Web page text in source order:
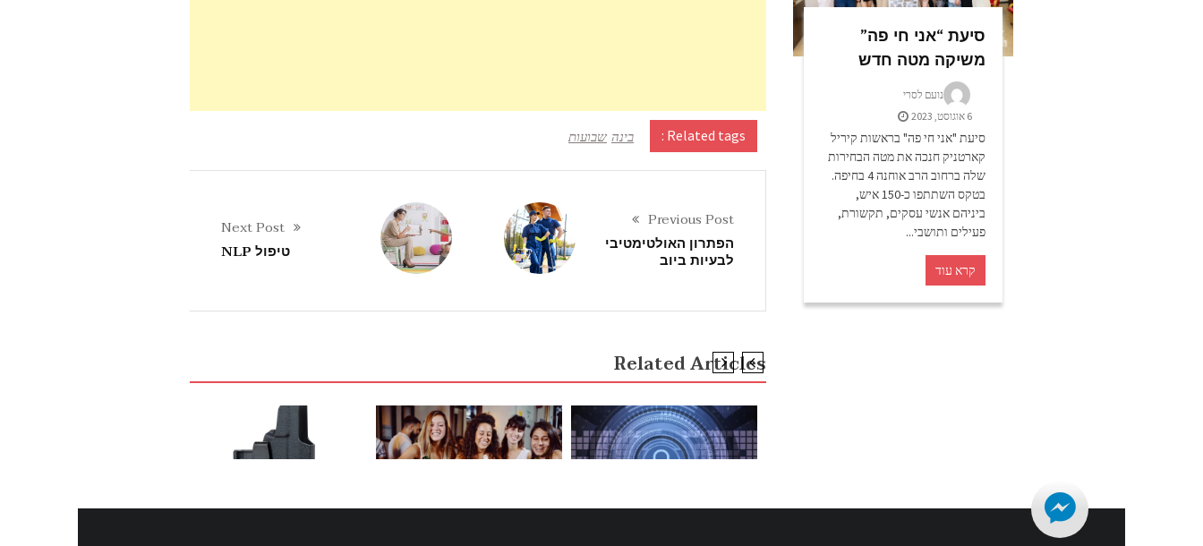
Related tags : בינה שבועות
Previous Post
הפתרון האולטימטיבי
לבעיות ביוב
Next Post
טיפול NLP
Related Articles
סיעת “אני חי פה”
משיקה מטה חדש
נועם לסרי
6 אוגוסט, 2023
סיעת "אני חי פה" בראשות קיריל
קארטניק חנכה את מטה הבחירות
שלה ברחוב הרב אוחנה 4 בחיפה.
בטקס השתתפו כ-150 איש,
ביניהם אנשי עסקים, תקשורת,
פעילים ותושבי...
קרא עוד